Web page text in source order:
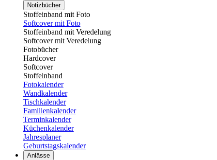
Notizbücher
Stoffeinband mit Foto
Softcover mit Foto
Stoffeinband mit Veredelung
Softcover mit Veredelung
Fotobücher
Hardcover
Softcover
Stoffeinband
Fotokalender
Wandkalender
Tischkalender
Familienkalender
Terminkalender
Küchenkalender
Jahresplaner
Geburtstagskalender
Anlässe